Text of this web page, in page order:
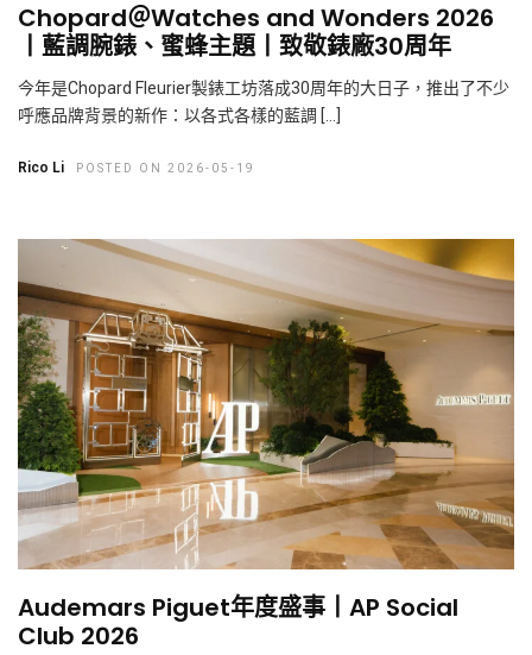
Chopard＠Watches and Wonders 2026
丨藍調腕錶、蜜蜂主題丨致敬錶廠30周年
今年是Chopard Fleurier製錶工坊落成30周年的大日子，推出了不少
呼應品牌背景的新作：以各式各樣的藍調 […]
Rico Li POSTED ON 2026-05-19
Audemars Piguet年度盛事丨AP Social
Club 2026